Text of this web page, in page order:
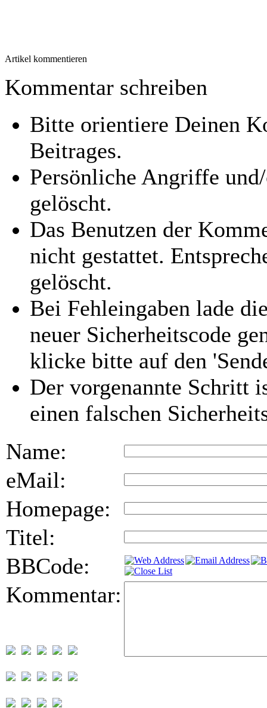
Artikel kommentieren
Kommentar schreiben
Bitte orientiere Deinen
Beitrages.
Persönliche Angriffe
gelöscht.
Das Benutzen der
nicht gestattet.
gelöscht.
Bei Fehleingaben lade
neuer Sicherheitscode
klicke bitte auf den
Der vorgenannte Schritt
einen falschen
Name:
eMail:
Homepage:
Titel:
BBCode:
Kommentar: